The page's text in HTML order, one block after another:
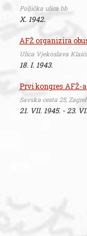
Poljička ulica bb
X. 1942.
AFŽ organizira
Ulica Vjekoslava
18. I. 1943.
Prvi kongres AFŽ-
Savska cesta 25,
21. VII. 1945. - 23.